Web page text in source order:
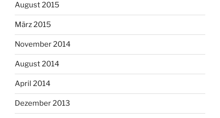
August 2015
März 2015
November 2014
August 2014
April 2014
Dezember 2013